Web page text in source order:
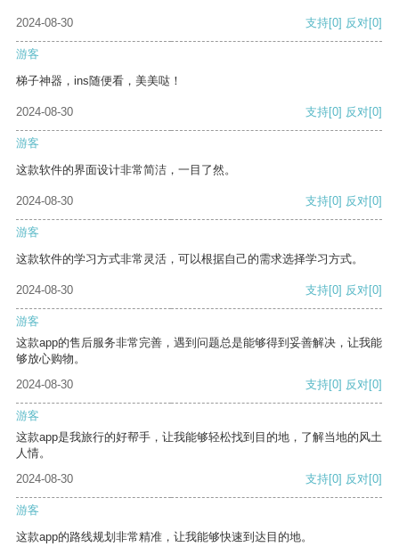
2024-08-30 支持[0] 反对[0]
游客
梯子神器，ins随便看，美美哒！
2024-08-30 支持[0] 反对[0]
游客
这款软件的界面设计非常简洁，一目了然。
2024-08-30 支持[0] 反对[0]
游客
这款软件的学习方式非常灵活，可以根据自己的需求选择学习方式。
2024-08-30 支持[0] 反对[0]
游客
这款app的售后服务非常完善，遇到问题总是能够得到妥善解决，让我能
够放心购物。
2024-08-30
支持[0] 反对[0]
游客
这款app是我旅行的好帮手，让我能够轻松找到目的地，了解当地的风土
人情。
2024-08-30
支持[0] 反对[0]
游客
这款app的路线规划非常精准，让我能够快速到达目的地。